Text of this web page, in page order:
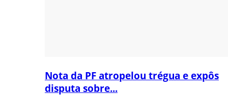
Nota da PF atropelou trégua e expôs
disputa sobre...